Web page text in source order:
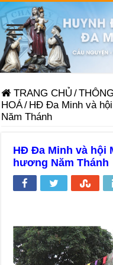
TRANG CHỦ /
HOÁ/ HĐ Đa Minh và
Năm Thánh
HĐ Đa Minh và hội
hương Năm Thánh